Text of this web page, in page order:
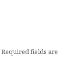
Required fields are